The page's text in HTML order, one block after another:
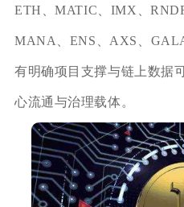
ETH、MATIC、IMX、
MANA、ENS、AXS、
有明确项目支撑与链上数据
心流通与治理载体。